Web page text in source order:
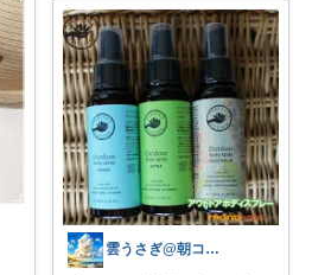
雲うさぎ@朝コレ❤良質便利時短グッズ🐰